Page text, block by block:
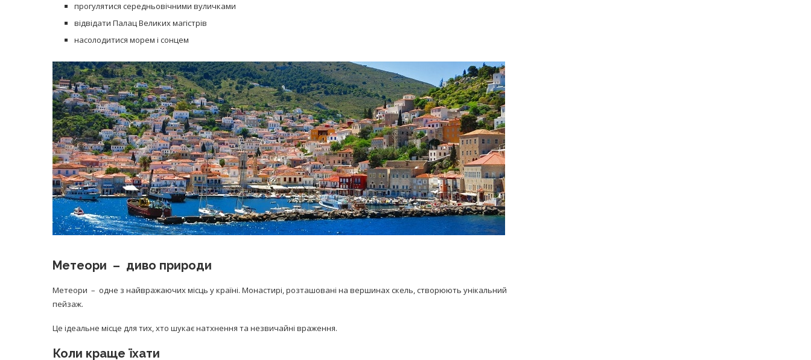
прогулятися середньовічними вуличками
відвідати Палац Великих магістрів
насолодитися морем і сонцем
Метеори – диво природи
Метеори – одне з найвражаючих місць у країні. Монастирі, розташовані на вершинах скель, створюють унікальний
пейзаж.
Це ідеальне місце для тих, хто шукає натхнення та незвичайні враження.
Коли краще їхати